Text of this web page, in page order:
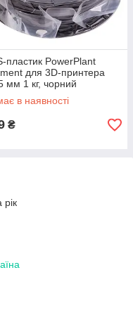
пластик PowerPlant
для 3D-принтера
мм 1 кг, чорний
в наявності
₴
рік